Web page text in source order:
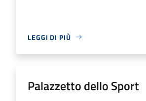
LEGGI DI PIÙ
Palazzetto dello Sport